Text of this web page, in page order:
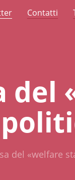
Contatti
del
del «welfare